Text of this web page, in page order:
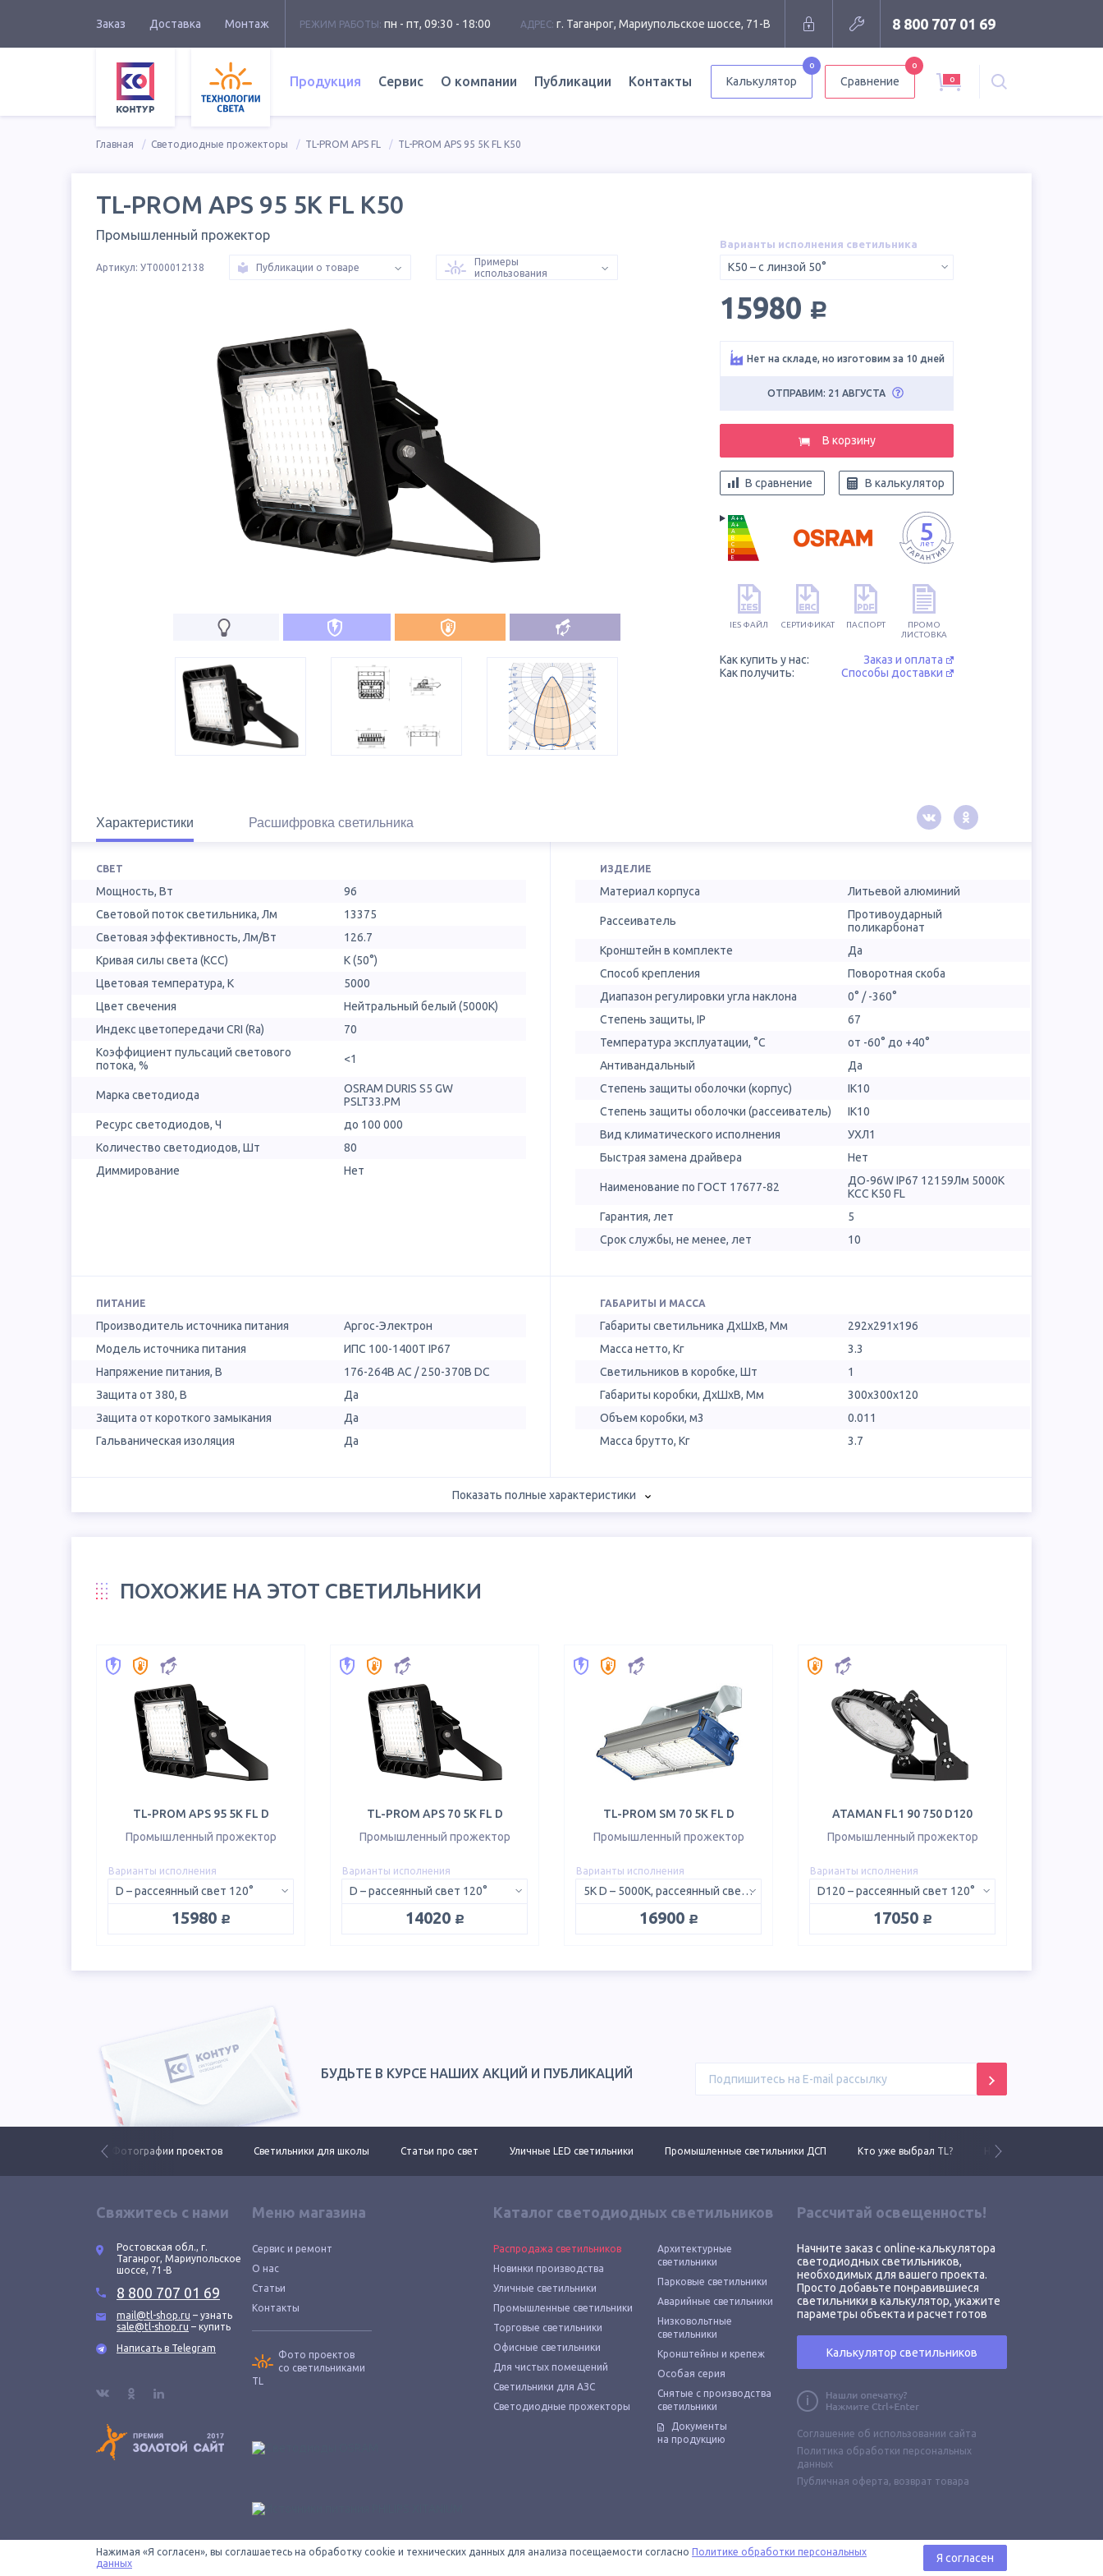
Заказ Доставка Монтаж РЕЖИМ РАБОТЫ: пн - пт, 09:30 - 18:00 АДРЕС: г. Таганрог, Мариупольское шоссе, 71-В 8 800 707 01 69
Продукция Сервис О компании Публикации Контакты Калькулятор
0
Сравнение
0
0
Главная Светодиодные прожекторы TL-PROM APS FL TL-PROM APS 95 5K FL К50
TL-PROM APS 95 5K FL К50
Промышленный прожектор
Артикул: УТ000012138 Публикации о товаре
Примеры
использования
Варианты исполнения светильника
К50 – с линзой 50°
15980 руб.
Нет на складе, но изготовим за 10 дней
ОТПРАВИМ: 21 АВГУСТА
В корзину
В сравнение В калькулятор
A++
A+
A
B
C
D
E
IES ФАЙЛ СЕРТИФИКАТ ПАСПОРТ
ПРОМО
ЛИСТОВКА
Как купить у нас:
Заказ и оплата
Как получить:
Способы доставки
Характеристики Расшифровка светильника
СВЕТ
Мощность, Вт
96
Световой поток светильника, Лм
13375
Световая эффективность, Лм/Вт
126.7
Кривая силы света (КСС)
К (50°)
Цветовая температура, К
5000
Цвет свечения
Нейтральный белый (5000К)
Индекс цветопередачи CRI (Ra)
70
Коэффициент пульсаций светового
потока, %
<1
Марка светодиода
OSRAM DURIS S5 GW
PSLT33.PM
Ресурс светодиодов, Ч
до 100 000
Количество светодиодов, Шт
80
Диммирование
Нет
ИЗДЕЛИЕ
Материал корпуса Литьевой алюминий
Рассеиватель
Противоударный
поликарбонат
Кронштейн в комплекте
Да
Способ крепления
Поворотная скоба
Диапазон регулировки угла наклона
0° / -360°
Степень защиты, IP
67
Температура эксплуатации, °С
от -60° до +40°
Антивандальный
Да
Степень защиты оболочки (корпус)
IK10
Степень защиты оболочки (рассеиватель)
IK10
Вид климатического исполнения
УХЛ1
Быстрая замена драйвера
Нет
Наименование по ГОСТ 17677-82
ДО-96W IP67 12159Лм 5000К
КСС К50 FL
Гарантия, лет
5
Срок службы, не менее, лет
10
ПИТАНИЕ
Производитель источника питания
Аргос-Электрон
Модель источника питания
ИПС 100-1400Т IP67
Напряжение питания, В
176-264В AC / 250-370В DC
Защита от 380, В
Да
Защита от короткого замыкания
Да
Гальваническая изоляция
Да
ГАБАРИТЫ И МАССА
Габариты светильника ДхШхВ, Мм
292х291х196
Масса нетто, Кг
3.3
Светильников в коробке, Шт
1
Габариты коробки, ДхШхВ, Мм
300x300x120
Объем коробки, м3
0.011
Масса брутто, Кг
3.7
Показать полные характеристики
ПОХОЖИЕ НА ЭТОТ СВЕТИЛЬНИКИ
TL-PROM APS 95 5K FL D
Промышленный прожектор
Варианты исполнения
D – рассеянный свет 120°
15980 руб.
TL-PROM APS 70 5K FL D
Промышленный прожектор
Варианты исполнения
D – рассеянный свет 120°
14020 руб.
TL-PROM SM 70 5K FL D
Промышленный прожектор
Варианты исполнения
5K D – 5000K, рассеянный свет 120°
16900 руб.
ATAMAN FL1 90 750 D120
Промышленный прожектор
Варианты исполнения
D120 – рассеянный свет 120°
17050 руб.
БУДЬТЕ В КУРСЕ НАШИХ АКЦИЙ И ПУБЛИКАЦИЙ
Фотографии проектов Светильники для школы Статьи про свет Уличные LED светильники Промышленные светильники ДСП Кто уже выбрал TL? Новинки 2025 года
Свяжитесь с нами
Ростовская обл., г.
Таганрог, Мариупольское
шоссе, 71-В
8 800 707 01 69
mail@tl-shop.ru – узнать
sale@tl-shop.ru – купить
Написать в Telegram
Меню магазина
Сервис и ремонт
О нас
Статьи
Контакты
Фото проектов
со светильниками
TL
Каталог светодиодных светильников
Распродажа светильников
Новинки производства
Уличные светильники
Промышленные светильники
Торговые светильники
Офисные светильники
Для чистых помещений
Светильники для АЗС
Светодиодные прожекторы
Архитектурные
светильники
Парковые светильники
Аварийные светильники
Низковольтные
светильники
Кронштейны и крепеж
Особая серия
Снятые с производства
светильники
Документы
на продукцию
Рассчитай освещенность!
Начните заказ с online-калькулятора
светодиодных светильников,
необходимых для вашего проекта.
Просто добавьте понравившиеся
светильники в калькулятор, укажите
параметры объекта и расчет готов
Калькулятор светильников
Соглашение об использовании сайта
Политика обработки персональных
данных
Публичная оферта, возврат товара
Все провода зачищены © 2026 ООО «КОНТУР». TL-SHOP — официальный магазин светодиодных светильников «Технологии света»
Нажимая «Я согласен», вы соглашаетесь на обработку cookie и технических данных для анализа посещаемости согласно Политике обработки персональных
данных
Я согласен